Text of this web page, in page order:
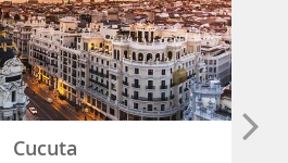
Cucuta